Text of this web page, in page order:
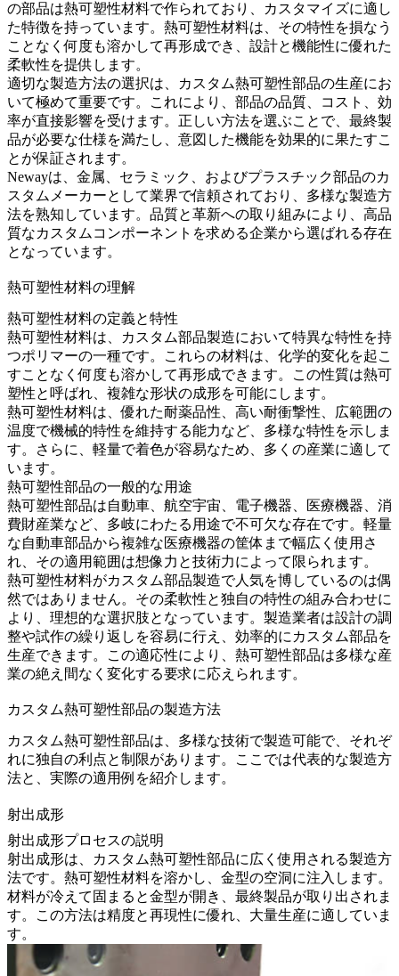
の部品は熱可塑性材料で作られており、カスタマイズに適し
た特徴を持っています。熱可塑性材料は、その特性を損なう
ことなく何度も溶かして再形成でき、設計と機能性に優れた
柔軟性を提供します。
適切な製造方法の選択は、カスタム熱可塑性部品の生産にお
いて極めて重要です。これにより、部品の品質、コスト、効
率が直接影響を受けます。正しい方法を選ぶことで、最終製
品が必要な仕様を満たし、意図した機能を効果的に果たすこ
とが保証されます。
Newayは、金属
セラミック およびプラスチック部品のカ
スタムメーカーとして業界で信頼されており、多様な製造方
法を熟知しています。品質と革新への取り組みにより、高品
質なカスタムコンポーネントを求める企業から選ばれる存在
となっています。
熱可塑性材料の理解
熱可塑性材料の定義と特性
熱可塑性材料は、カスタム部品製造において特異な特性を持
つポリマーの一種です。これらの材料は、化学的変化を起こ
すことなく何度も溶かして再形成できます。この性質は熱可
塑性と呼ばれ、複雑な形状の成形を可能にします。
熱可塑性材料は、優れた耐薬品性、高い耐衝撃性、広範囲の
温度で機械的特性を維持する能力など、多様な特性を示しま
す。さらに、軽量で着色が容易なため、多くの産業に適して
います。
熱可塑性部品の一般的な用途
熱可塑性部品は自動車
航空宇宙 電子機器 医療機器
消
費財産業など、多岐にわたる用途で不可欠な存在です。軽量
な自動車部品から複雑な医療機器の筐体まで幅広く使用さ
れ、その適用範囲は想像力と技術力によって限られます。
熱可塑性材料がカスタム部品製造で人気を博しているのは偶
然ではありません。その柔軟性と独自の特性の組み合わせに
より、理想的な選択肢となっています。製造業者は設計の調
整や試作の繰り返しを容易に行え、効率的にカスタム部品を
生産できます。この適応性により、熱可塑性部品は多様な産
業の絶え間なく変化する要求に応えられます。
カスタム熱可塑性部品の製造方法
カスタム熱可塑性部品は、多様な技術で製造可能で、それぞ
れに独自の利点と制限があります。ここでは代表的な製造方
法と、実際の適用例を紹介します。
射出成形
射出成形プロセスの説明
射出成形は、カスタム熱可塑性部品に広く使用される製造方
法です。熱可塑性材料を溶かし、金型の空洞に注入します。
材料が冷えて固まると金型が開き、最終製品が取り出されま
す。この方法は精度と再現性に優れ、 大量生産に適していま
す。